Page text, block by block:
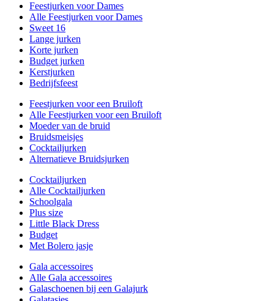
Feestjurken voor Dames
Alle Feestjurken voor Dames
Sweet 16
Lange jurken
Korte jurken
Budget jurken
Kerstjurken
Bedrijfsfeest
Feestjurken voor een Bruiloft
Alle Feestjurken voor een Bruiloft
Moeder van de bruid
Bruidsmeisjes
Cocktailjurken
Alternatieve Bruidsjurken
Cocktailjurken
Alle Cocktailjurken
Schoolgala
Plus size
Little Black Dress
Budget
Met Bolero jasje
Gala accessoires
Alle Gala accessoires
Galaschoenen bij een Galajurk